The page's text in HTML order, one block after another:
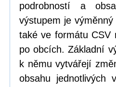
podrobností a
výstupem je
také ve formátu CSV
po obcích. Základní
k němu vytvářejí
obsahu jednotlivých